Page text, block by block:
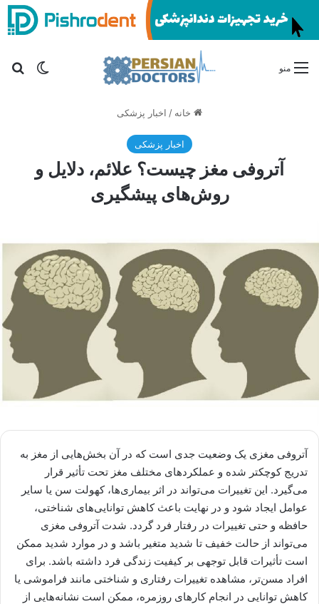
تغییر منو
خانه / اخبار پزشکی
اخبار پزشکی
آتروفی مغز چیست؟ علائم، دلایل و
روش‌های پیشگیری
آتروفی مغزی یک وضعیت جدی است که در آن بخش‌هایی از مغز به
تدریج کوچکتر شده و عملکردهای مختلف مغز تحت تأثیر قرار
می‌گیرد. این تغییرات می‌تواند در اثر بیماری‌ها، کهولت سن یا سایر
عوامل ایجاد شود و در نهایت باعث کاهش توانایی‌های شناختی،
حافظه و حتی تغییرات در رفتار فرد گردد. شدت آتروفی مغزی
می‌تواند از حالت خفیف تا شدید متغیر باشد و در موارد شدید ممکن
است تأثیرات قابل توجهی بر کیفیت زندگی فرد داشته باشد. برای
افراد مسن‌تر، مشاهده تغییرات رفتاری و شناختی مانند فراموشی یا
کاهش توانایی در انجام کارهای روزمره، ممکن است نشانه‌هایی از